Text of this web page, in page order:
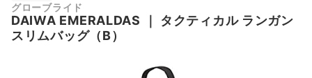
グローブライド
DAIWA EMERALDAS
タクティカル ランガン
スリムバッグ（B）